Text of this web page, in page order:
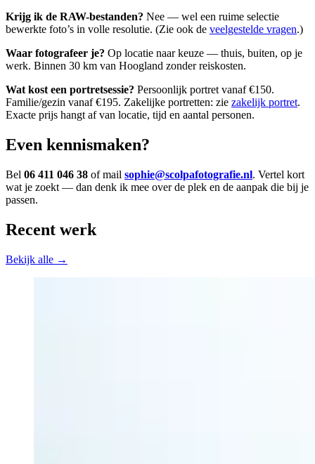
Krijg ik de RAW-bestanden? Nee — wel een ruime selectie
bewerkte foto’s in volle resolutie. (Zie ook de veelgestelde vragen.)
Waar fotografeer je? Op locatie naar keuze — thuis, buiten, op je
werk. Binnen 30 km van Hoogland zonder reiskosten.
Wat kost een portretsessie? Persoonlijk portret vanaf €150.
Familie/gezin vanaf €195. Zakelijke portretten: zie zakelijk portret.
Exacte prijs hangt af van locatie, tijd en aantal personen.
Even kennismaken?
Bel 06 411 046 38 of mail sophie@scolpafotografie.nl. Vertel kort
wat je zoekt — dan denk ik mee over de plek en de aanpak die bij je
passen.
Recent werk
Bekijk alle →